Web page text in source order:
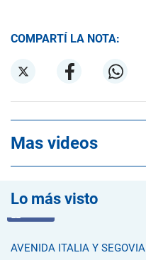
COMPARTÍ LA NOTA:
Mas videos
Lo más visto
AVENIDA ITALIA Y SEGOVIA